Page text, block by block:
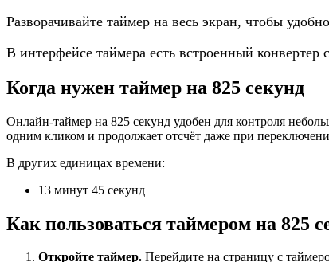
Разворачивайте таймер на весь экран, чтобы
В интерфейсе таймера есть встроенный
Когда нужен таймер на 825 секунд
Онлайн-таймер на 825 секунд удобен для контроля
одним кликом и продолжает отсчёт даже при
В других единицах времени:
13 минут 45 секунд
Как пользоваться таймером на 825
Откройте таймер. Перейдите на страницу с